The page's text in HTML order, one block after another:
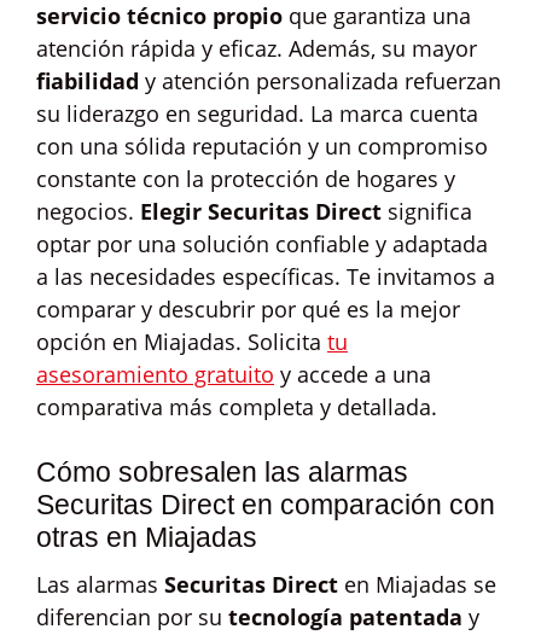
servicio técnico propio que garantiza una
atención rápida y eficaz. Además, su mayor
fiabilidad y atención personalizada refuerzan
su liderazgo en seguridad. La marca cuenta
con una sólida reputación y un compromiso
constante con la protección de hogares y
negocios. Elegir Securitas Direct significa
optar por una solución confiable y adaptada
a las necesidades específicas. Te invitamos a
comparar y descubrir por qué es la mejor
opción en Miajadas. Solicita tu
asesoramiento gratuito y accede a una
comparativa más completa y detallada.
Cómo sobresalen las alarmas
Securitas Direct en comparación con
otras en Miajadas
Las alarmas Securitas Direct en Miajadas se
diferencian por su tecnología patentada y